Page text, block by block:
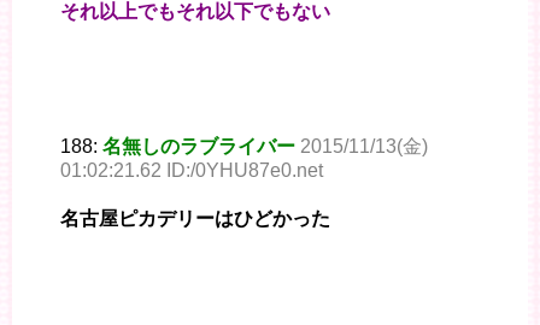
それ以上でもそれ以下でもない
188: 名無しのラブライバー 2015/11/13(金)
01:02:21.62 ID:/0YHU87e0.net
名古屋ピカデリーはひどかった